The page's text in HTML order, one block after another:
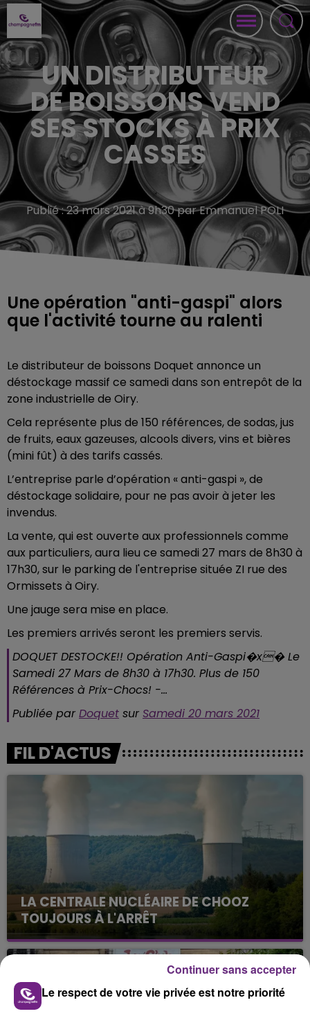
UN DISTRIBUTEUR
DE BOISSONS VEND
SES STOCKS À PRIX
CASSÉS
Publié : 23 mars 2021 à 9h30 par Emmanuel POLI
Une opération "anti-gaspi" alors
que l'activité tourne au ralenti
Le distributeur de boissons Doquet annonce un
déstockage massif ce samedi dans son entrepôt de la
zone industrielle de Oiry.
Cela représente plus de 150 références, de sodas, jus
de fruits, eaux gazeuses, alcools divers, vins et bières
(mini fût) à des tarifs cassés.
L’entreprise parle d’opération « anti-gaspi », de
déstockage solidaire, pour ne pas avoir à jeter les
invendus.
La vente, qui est ouverte aux professionnels comme
aux particuliers, aura lieu ce samedi 27 mars de 8h30 à
17h30, sur le parking de l'entreprise située ZI rue des
Ormissets à Oiry.
Une jauge sera mise en place.
Les premiers arrivés seront les premiers servis.
DOQUET DESTOCKE!! Opération Anti-Gaspi�x� Le
Samedi 27 Mars de 8h30 à 17h30. Plus de 150
Références à Prix-Chocs! -...
Publiée par Doquet sur Samedi 20 mars 2021
FIL D'ACTUS
LA CENTRALE NUCLÉAIRE DE CHOOZ
TOUJOURS À L'ARRÊT
Cela fait déjà une semaine que la centrale
nucléaire ardennaise est à l'arrêt. Une situation
justifiée par la sécheresse intense qui est toujours
présente.Le respect de votre vie privée est notre priorité
Continuer sans accepter